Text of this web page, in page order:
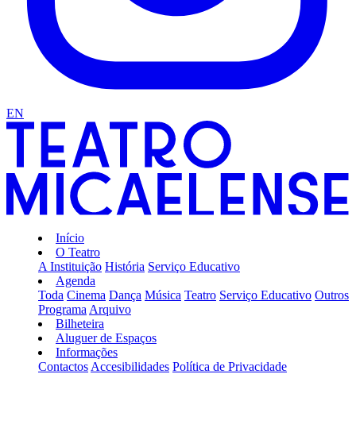
EN
Início
O Teatro
A Instituição História Serviço Educativo
Agenda
Toda Cinema Dança Música Teatro Serviço Educativo Outros
Programa Arquivo
Bilheteira
Aluguer de Espaços
Informações
Contactos Accesibilidades Política de Privacidade